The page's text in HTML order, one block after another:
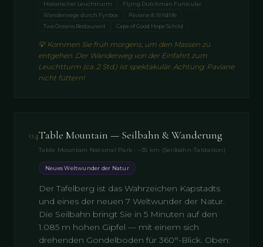
Historischer Leuchtturm
Flying Dutchman Funicular
Wanderwege durch Fynbos
Paviane & Wildlife
Two Oceans Restaurant
Cape of Good Hope Schild
💡Kommen Sie früh morgens, um den Massen zu
entgehen. Der Wanderweg von der Einfahrt zum
Leuchtturm (ca. 2 Std.) ist spektakulär. Achtung: Paviane
nicht füttern!
04Table Mountain — Seilbahn & Wanderung
Table Mountain National Park · ~35 km (Seilbahn-Talstation)
Neues Weltwunder der Natur
Der Tafelberg ist das Wahrzeichen Kapstadts
und eines der neuen 7 Weltwunder der Natur.
Die Seilbahn bringt Sie in 5 Minuten auf den
1.085 m hohen Gipfel — mit einem sich
drehenden Gondelboden für 360°-Blick. Oben: